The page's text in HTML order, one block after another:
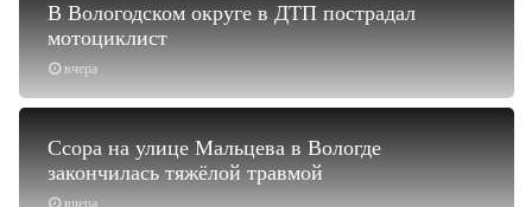
вчера
В Вологодском округе в ДТП пострадал
мотоциклист
вчера
Ссора на улице Мальцева в Вологде
закончилась тяжёлой травмой